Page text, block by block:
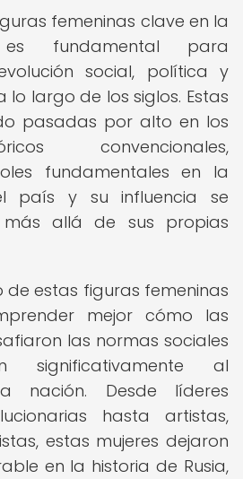
femeninas clave en la
fundamental para
social, política y
lo largo de los siglos. Estas
pasadas por alto en los
convencionales,
fundamentales en la
país y su influencia se
más allá de sus propias
de estas figuras femeninas
mejor cómo las
las normas sociales
significativamente al
nación. Desde líderes
hasta artistas,
estas mujeres dejaron
en la historia de Rusia,